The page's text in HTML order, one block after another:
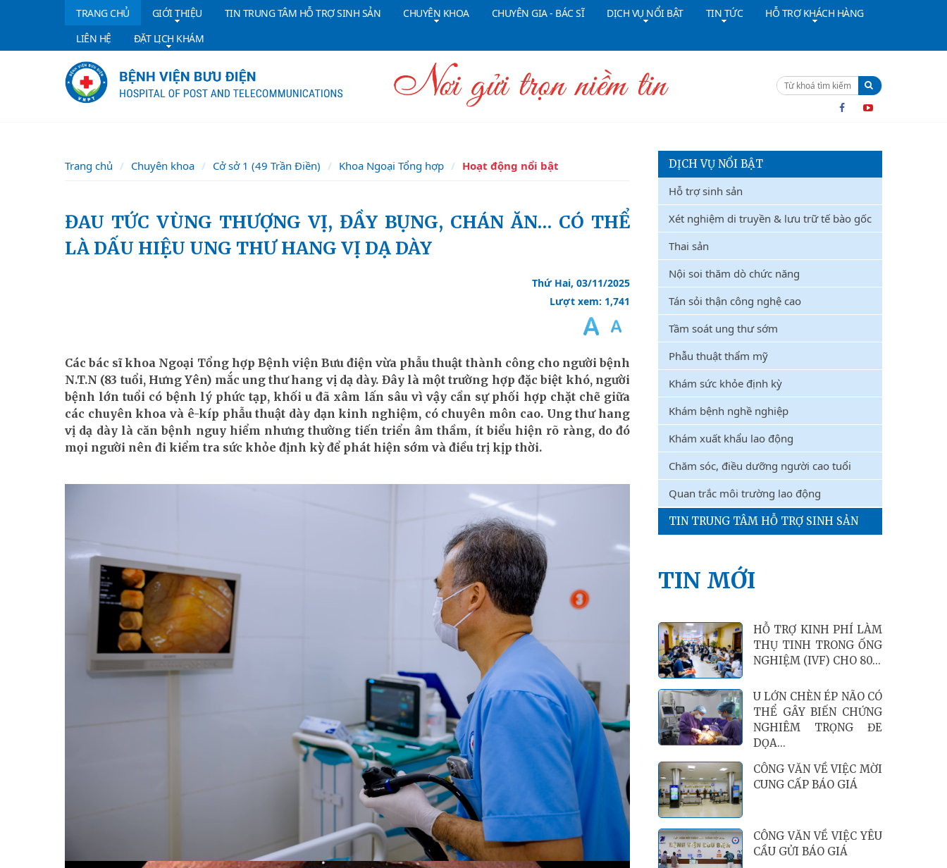
TRANG CHỦ GIỚI THIỆU TIN TRUNG TÂM HỖ TRỢ SINH SẢN CHUYÊN KHOA CHUYÊN GIA - BÁC SĨ DỊCH VỤ NỔI BẬT TIN TỨC
HỖ TRỢ KHÁCH HÀNG
LIÊN HỆ
ĐẶT LỊCH KHÁM
Trang chủ Chuyên khoa Cở sở 1 (49 Trần Điền) Khoa Ngoại Tổng hợp Hoạt động nổi bật
ĐAU TỨC VÙNG THƯỢNG VỊ, ĐẦY BỤNG, CHÁN ĂN… CÓ THỂ
LÀ DẤU HIỆU UNG THƯ HANG VỊ DẠ DÀY
Thứ Hai, 03/11/2025
Lượt xem: 1,741
Các bác sĩ khoa Ngoại Tổng hợp Bệnh viện Bưu điện vừa phẫu thuật thành công cho người bệnh
N.T.N (83 tuổi, Hưng Yên) mắc ung thư hang vị dạ dày. Đây là một trường hợp đặc biệt khó, người
bệnh lớn tuổi có bệnh lý phức tạp, khối u đã xâm lấn sâu vì vậy cần sự phối hợp chặt chẽ giữa
các chuyên khoa và ê-kíp phẫu thuật dày dạn kinh nghiệm, có chuyên môn cao. Ung thư hang
vị dạ dày là căn bệnh nguy hiểm nhưng thường tiến triển âm thầm, ít biểu hiện rõ ràng, do đó
mọi người nên đi kiểm tra sức khỏe định kỳ để phát hiện sớm và điều trị kịp thời.
DỊCH VỤ NỔI BẬT
Hỗ trợ sinh sản
Xét nghiệm di truyền & lưu trữ tế bào gốc
Thai sản
Nội soi thăm dò chức năng
Tán sỏi thận công nghệ cao
Tầm soát ung thư sớm
Phẫu thuật thẩm mỹ
Khám sức khỏe định kỳ
Khám bệnh nghề nghiệp
Khám xuất khẩu lao động
Chăm sóc, điều dưỡng người cao tuổi
Quan trắc môi trường lao động
TIN TRUNG TÂM HỖ TRỢ SINH SẢN
TIN MỚI
THÁNG 6: GIẢM GIÁ
ĐẾN 5% VACCINE, MIỄN
PHÍ KHÁM NHI TẠI...
CÔNG VĂN VỀ VIỆC YÊU
CẦU GỬI BÁO GIÁ
CÔNG VĂN VỀ VIỆC
ĐIỀU CHỈNH, BỔ SUNG
CÔNG VĂN VỀ VIỆC YÊU
CẦU GỬI BÁO GIÁ